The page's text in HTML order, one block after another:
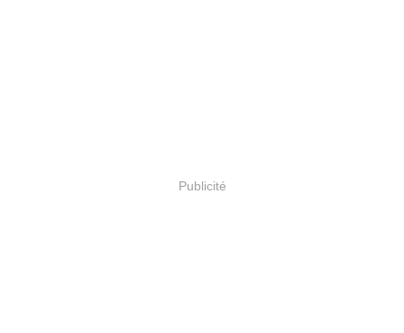
Publicité